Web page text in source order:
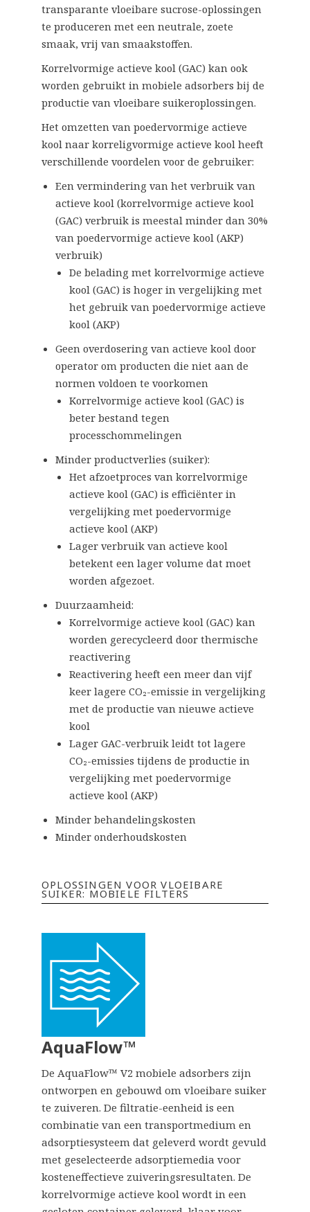
transparante vloeibare sucrose-oplossingen
te produceren met een neutrale, zoete
smaak, vrij van smaakstoffen.
Korrelvormige actieve kool (GAC) kan ook
worden gebruikt in mobiele adsorbers bij de
productie van vloeibare suikeroplossingen.
Het omzetten van poedervormige actieve
kool naar korreligvormige actieve kool heeft
verschillende voordelen voor de gebruiker:
Een vermindering van het verbruik van
actieve kool (korrelvormige actieve kool
(GAC) verbruik is meestal minder dan 30%
van poedervormige actieve kool (AKP)
verbruik)
De belading met korrelvormige actieve
kool (GAC) is hoger in vergelijking met
het gebruik van poedervormige actieve
kool (AKP)
Geen overdosering van actieve kool door
operator om producten die niet aan de
normen voldoen te voorkomen
Korrelvormige actieve kool (GAC) is
beter bestand tegen
processchommelingen
Minder productverlies (suiker):
Het afzoetproces van korrelvormige
actieve kool (GAC) is efficiënter in
vergelijking met poedervormige
actieve kool (AKP)
Lager verbruik van actieve kool
betekent een lager volume dat moet
worden afgezoet.
Duurzaamheid:
Korrelvormige actieve kool (GAC) kan
worden gerecycleerd door thermische
reactivering
Reactivering heeft een meer dan vijf
keer lagere CO₂-emissie in vergelijking
met de productie van nieuwe actieve
kool
Lager GAC-verbruik leidt tot lagere
CO₂-emissies tijdens de productie in
vergelijking met poedervormige
actieve kool (AKP)
Minder behandelingskosten
Minder onderhoudskosten
OPLOSSINGEN VOOR VLOEIBARE
SUIKER: MOBIELE FILTERS
AquaFlow™
De AquaFlow™ V2 mobiele adsorbers zijn
ontworpen en gebouwd om vloeibare suiker
te zuiveren. De filtratie-eenheid is een
combinatie van een transportmedium en
adsorptiesysteem dat geleverd wordt gevuld
met geselecteerde adsorptiemedia voor
kosteneffectieve zuiveringsresultaten. De
korrelvormige actieve kool wordt in een